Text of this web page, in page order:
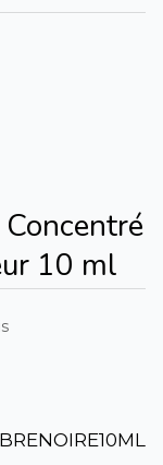
Concentré
10 ml